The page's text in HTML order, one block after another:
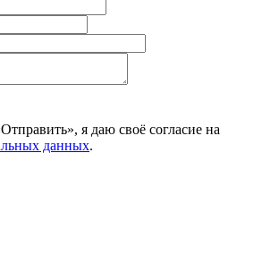
я даю своё согласие на
данных.